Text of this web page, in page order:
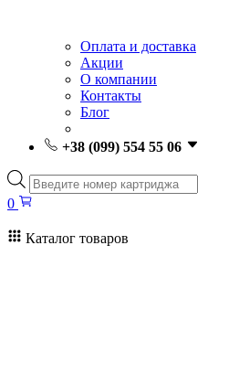
Оплата и доставка
Акции
О компании
Контакты
Блог
+38 (099) 554 55 06
Поиск
товаров
0
Каталог товаров